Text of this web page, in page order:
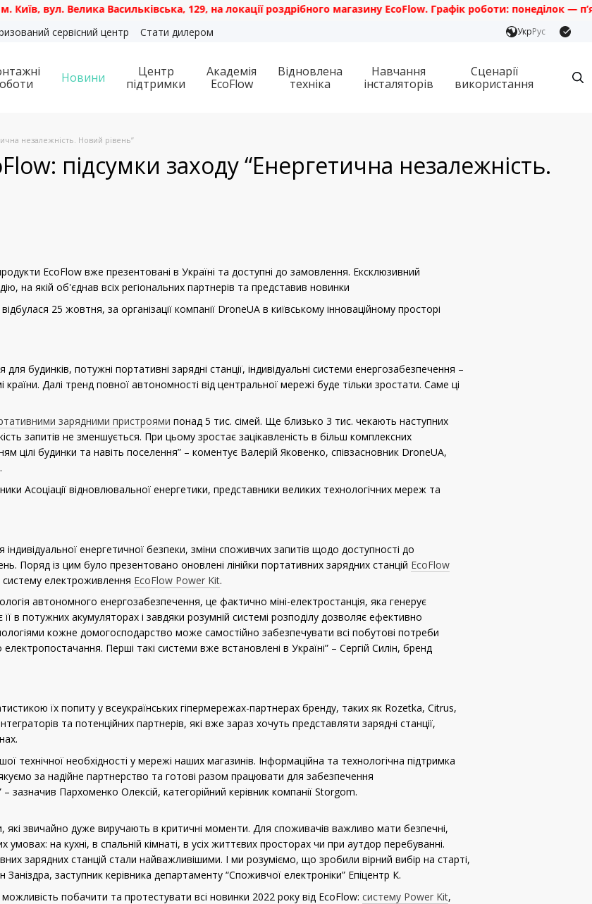
Велика Васильківська, 129, на локації роздрібного магазину EcoFlow. Графік роботи: понеділок —
сервісний центр Стати дилером УкрРус
Новини
Центр
підтримки
Академія
EcoFlow
Відновлена
техніка
Навчання
інсталяторів
Сценарії
використання
незалежність. Новий рівень”
підсумки заходу “Енергетична незалежність.
EcoFlow вже презентовані в Україні та доступні до замовлення. Ексклюзивний
на якій об'єднав всіх регіональних партнерів та представив новинки
25 жовтня, за організації компанії DroneUA в київському інноваційному просторі
будинків, потужні портативні зарядні станції, індивідуальні системи енергозабезпечення –
Далі тренд повної автономності від центральної мережі буде тільки зростати. Саме ці
зарядними пристроями понад 5 тис. сімей. Ще близько 3 тис. чекають наступних
запитів не зменшується. При цьому зростає зацікавленість в більш комплексних
цілі будинки та навіть поселення” – коментує Валерій Яковенко, співзасновник DroneUA,
Асоціації відновлювальної енергетики, представники великих технологічних мереж та
енергетичної безпеки, зміни споживчих запитів щодо доступності до
Поряд із цим було презентовано оновлені лінійки портативних зарядних станцій EcoFlow
електроживлення EcoFlow Power Kit.
автономного енергозабезпечення, це фактично міні-електростанція, яка генерує
в потужних акумуляторах і завдяки розумній системі розподілу дозволяє ефективно
кожне домогосподарство може самостійно забезпечувати всі побутові потреби
Перші такі системи вже встановлені в Україні” – Сергій Силін, бренд
їх попиту у всеукраїнських гіпермережах-партнерах бренду, таких як Rozetka, Citrus,
та потенційних партнерів, які вже зараз хочуть представляти зарядні станції,
технічної необхідності у мережі наших магазинів. Інформаційна та технологічна підтримка
за надійне партнерство та готові разом працювати для забезпечення
Пархоменко Олексій, категорійний керівник компанії Storgom.
які звичайно дуже виручають в критичні моменти. Для споживачів важливо мати безпечні,
на кухні, в спальній кімнаті, в усіх життєвих просторах чи при аутдор перебуванні.
зарядних станцій стали найважливішими. І ми розуміємо, що зробили вірний вибір на старті,
заступник керівника департаменту “Споживчої електроніки” Епіцентр К.
побачити та протестувати всі новинки 2022 року від EcoFlow: систему Power Kit,